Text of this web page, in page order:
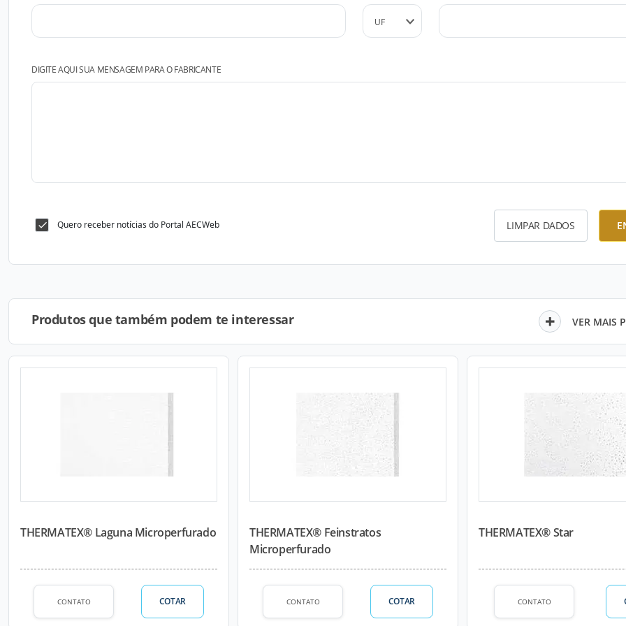
DIGITE AQUI SUA MENSAGEM PARA O FABRICANTE
Quero receber notícias do Portal AECWeb LIMPAR DADOS
Produtos que também podem te interessar VER MAIS
THERMATEX® Laguna Microperfurado
CONTATO COTAR
THERMATEX® Feinstratos
Microperfurado
CONTATO COTAR
THERMATEX® Star
CONTATO